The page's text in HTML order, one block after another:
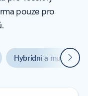
pouze pro
Hybridní a Další